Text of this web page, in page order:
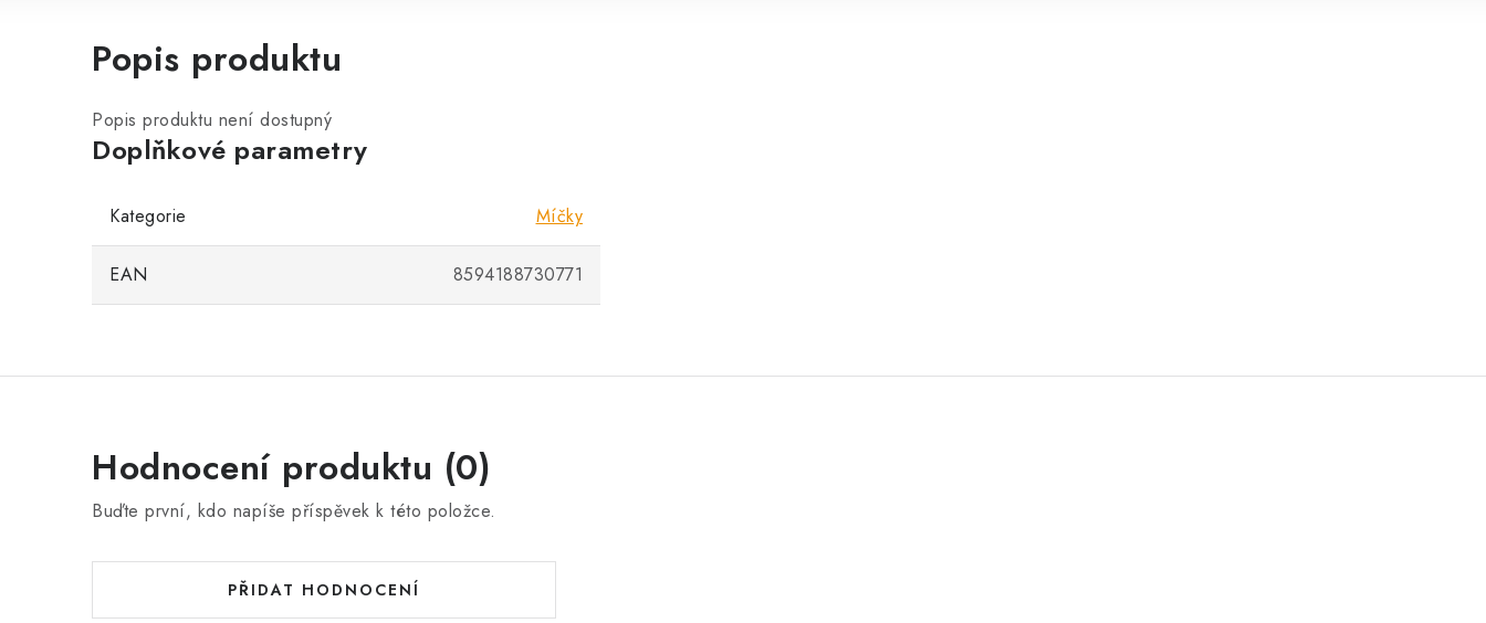
Popis produktu
Popis produktu není dostupný
Doplňkové parametry
Kategorie Míčky
EAN 8594188730771
Hodnocení produktu (0)
Buďte první, kdo napíše příspěvek k této položce.
PŘIDAT HODNOCENÍ